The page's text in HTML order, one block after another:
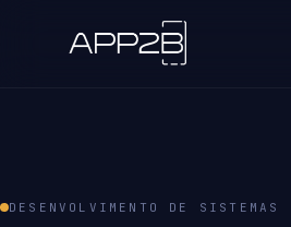
DESENVOLVIMENTO DE SISTEMAS